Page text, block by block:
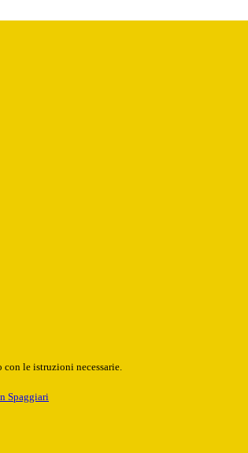
le istruzioni necessarie.
Spaggiari